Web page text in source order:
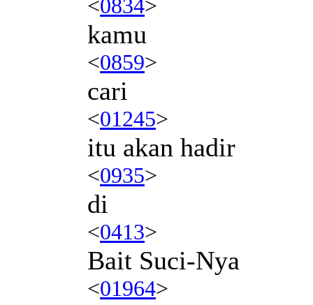
<0834>
kamu
<0859>
cari
<01245>
itu akan hadir
<0935>
di
<0413>
Bait Suci-Nya
<01964>